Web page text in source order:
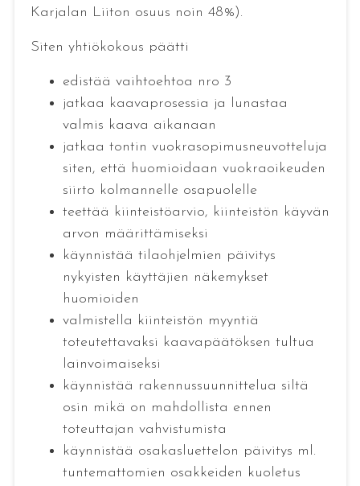
Karjalan Liiton osuus noin 48%).
Siten yhtiökokous päätti
edistää vaihtoehtoa nro 3
jatkaa kaavaprosessia ja lunastaa
valmis kaava aikanaan
jatkaa tontin vuokrasopimusneuvotteluja
siten, että huomioidaan vuokraoikeuden
siirto kolmannelle osapuolelle
teettää kiinteistöarvio, kiinteistön käyvän
arvon määrittämiseksi
käynnistää tilaohjelmien päivitys
nykyisten käyttäjien näkemykset
huomioiden
valmistella kiinteistön myyntiä
toteutettavaksi kaavapäätöksen tultua
lainvoimaiseksi
käynnistää rakennussuunnittelua siltä
osin mikä on mahdollista ennen
toteuttajan vahvistumista
käynnistää osakasluettelon päivitys ml.
tuntemattomien osakkeiden kuoletus